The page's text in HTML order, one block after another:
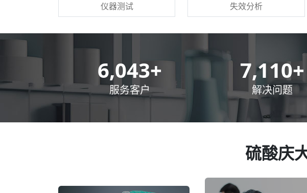
仪器测试 失效分析
8,500+
服务客户
10,000
解决问题
硫酸庆